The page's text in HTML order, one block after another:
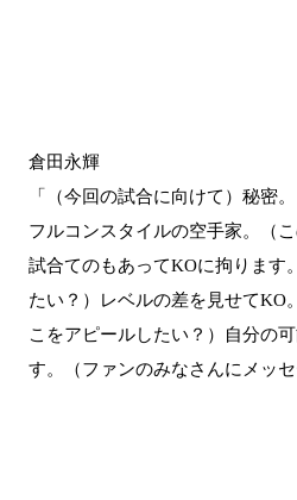
倉田永輝
「（今回の試合に向けて）秘密
フルコンスタイルの空手家。（
試合てのもあってKOに拘ります
たい？）レベルの差を見せてKO
こをアピールしたい？）自分の
す。（ファンのみなさんにメッ